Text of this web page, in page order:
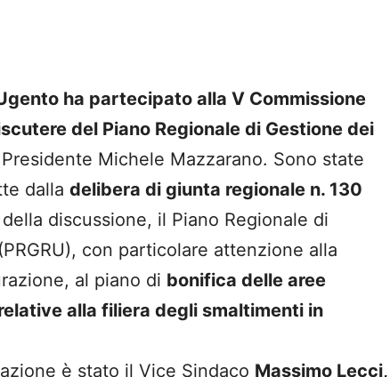
ha partecipato alla V Commissione
del Piano Regionale di Gestione dei
Michele Mazzarano. Sono state
dalla delibera di giunta regionale n. 130
discussione, il Piano Regionale di
con particolare attenzione alla
al piano di bonifica delle aree
alla filiera degli smaltimenti in
è stato il Vice Sindaco Massimo Lecci,